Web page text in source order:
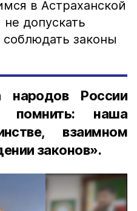
в Астраханской
допускать
законы
народов России
помнить: наша
взаимном
законов».